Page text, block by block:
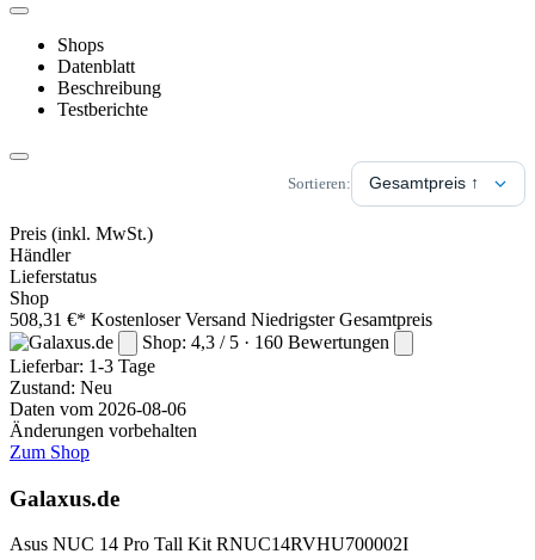
Shops
Datenblatt
Beschreibung
Testberichte
Sortieren:
Preis (inkl. MwSt.)
Händler
Lieferstatus
Shop
508,31 €* Kostenloser Versand Niedrigster Gesamtpreis
Shop: 4,3 / 5 · 160 Bewertungen
Lieferbar: 1-3 Tage
Zustand: Neu
Daten vom 2026-08-06
Änderungen vorbehalten
Zum Shop
Galaxus.de
Asus NUC 14 Pro Tall Kit RNUC14RVHU700002I